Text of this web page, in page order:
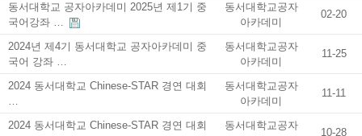
동서대학교 공자아카데미​ 2025년 제1기 중
국어강좌 …
동서대학교공자
아카데미
02-20
2024년 제4기 동서대학교 공자아카데미 중
국어 강좌 …
동서대학교공자
아카데미
11-25
2024 동서대학교 Chinese-STAR 경연 대회
…
동서대학교공자
아카데미
11-11
2024 동서대학교 Chinese-STAR 경연 대회
동서대학교공자
10-28